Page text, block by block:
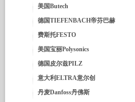
美国Butech
德国TIEFENBACH帝芬巴赫
费斯托FESTO
美国宝丽Polysonics
德国皮尔兹PILZ
意大利ELTRA意尔创
丹麦Danfoss丹佛斯